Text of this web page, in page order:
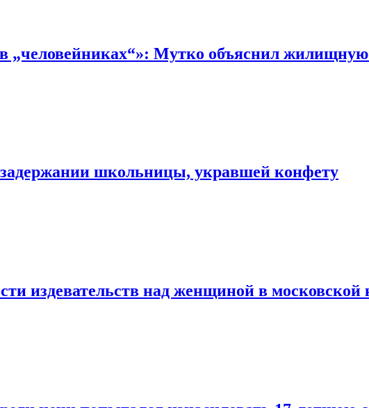
„человейниках“»: Мутко объяснил
задержании школьницы, укравшей конфету
издевательств над женщиной в московской